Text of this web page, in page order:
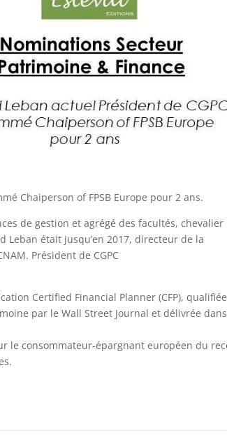
Chaiperson of FPSB Europe pour 2 ans.
de gestion et agrégé des facultés, chevalier
Leban était jusqu’en 2017, directeur de la
Président de CGPC
Certified Financial Planner (CFP),
par le Wall Street Journal et délivrée
le consommateur-épargnant européen du